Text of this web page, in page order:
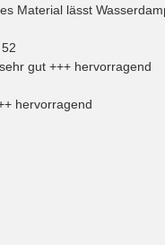
Material lässt
gut +++ hervorragend
hervorragend